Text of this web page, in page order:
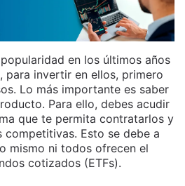
en los últimos años
para invertir en ellos, primero
Lo más importante es saber
Para ello, debes acudir
que te permita contratarlos y
competitivas. Esto se debe a
mismo ni todos ofrecen el
cotizados (ETFs).